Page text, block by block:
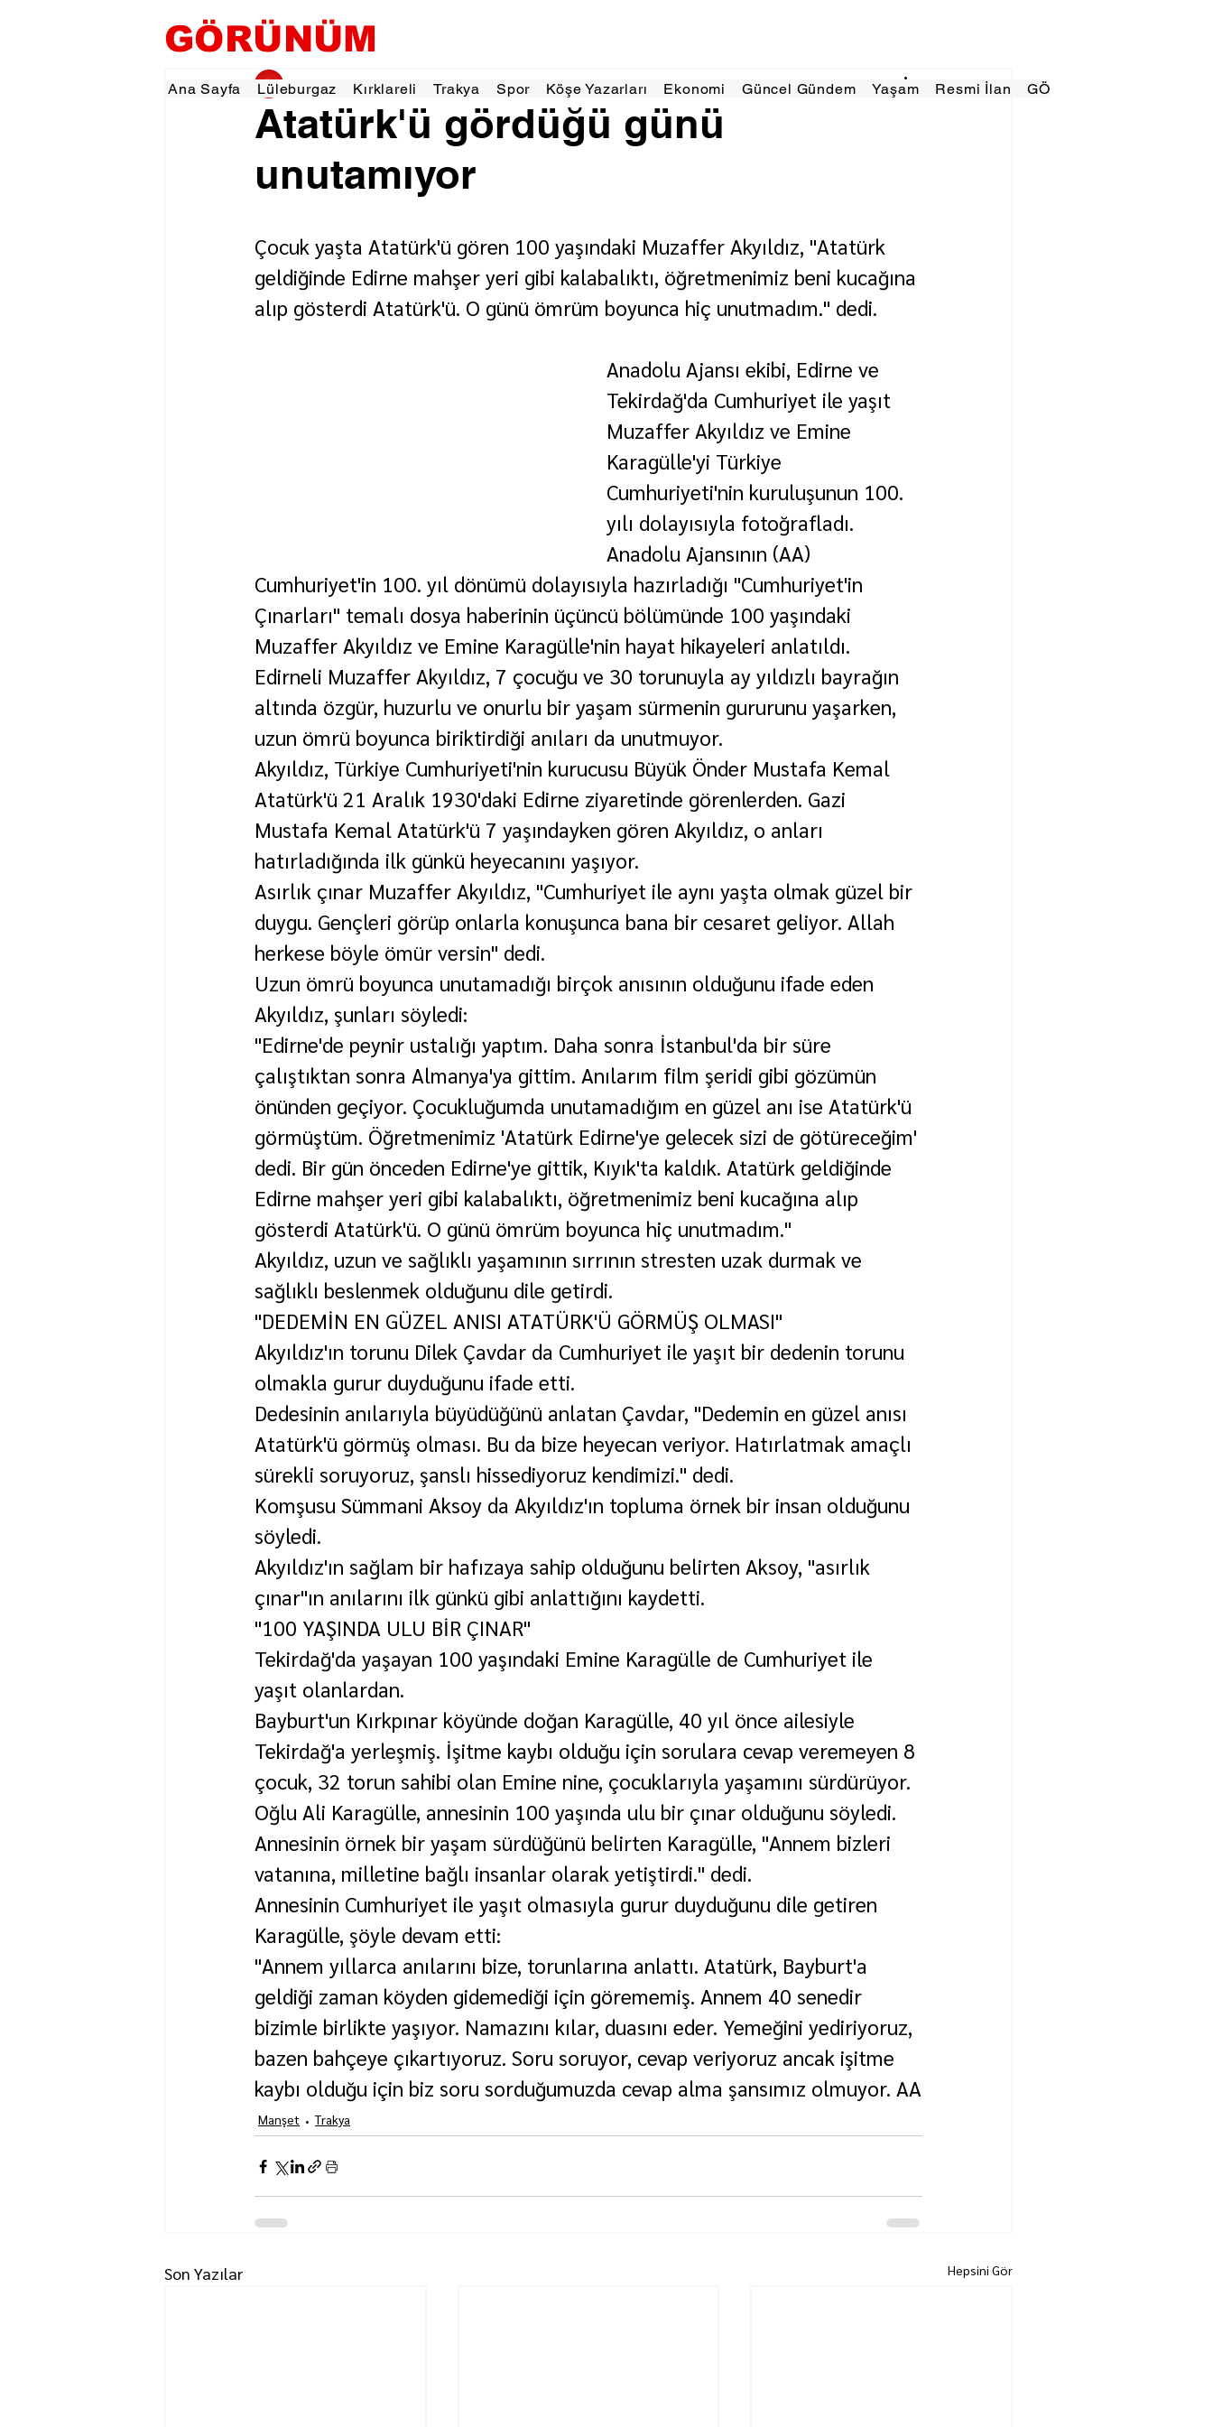
GÖRÜNÜM
Ana Sayfa Lüleburgaz Kırklareli Trakya Spor Köşe Yazarları Ekonomi Güncel Gündem Yaşam Resmi İlan GÖRÜNÜMTV
Atatürk'ü gördüğü günü
unutamıyor
gorunumhaber 24 Eki 20232 dakikada okunur
Çocuk yaşta Atatürk'ü gören 100 yaşındaki Muzaffer Akyıldız, "Atatürk
geldiğinde Edirne mahşer yeri gibi kalabalıktı, öğretmenimiz beni kucağına
alıp gösterdi Atatürk'ü. O günü ömrüm boyunca hiç unutmadım." dedi.
Anadolu Ajansı ekibi, Edirne ve
Tekirdağ'da Cumhuriyet ile yaşıt
Muzaffer Akyıldız ve Emine
Karagülle'yi Türkiye
Cumhuriyeti'nin kuruluşunun 100.
yılı dolayısıyla fotoğrafladı.
Anadolu Ajansının (AA)
Cumhuriyet'in 100. yıl dönümü dolayısıyla hazırladığı "Cumhuriyet'in
Çınarları" temalı dosya haberinin üçüncü bölümünde 100 yaşındaki
Muzaffer Akyıldız ve Emine Karagülle'nin hayat hikayeleri anlatıldı.
Edirneli Muzaffer Akyıldız, 7 çocuğu ve 30 torunuyla ay yıldızlı bayrağın
altında özgür, huzurlu ve onurlu bir yaşam sürmenin gururunu yaşarken,
uzun ömrü boyunca biriktirdiği anıları da unutmuyor.
Akyıldız, Türkiye Cumhuriyeti'nin kurucusu Büyük Önder Mustafa Kemal
Atatürk'ü 21 Aralık 1930'daki Edirne ziyaretinde görenlerden. Gazi
Mustafa Kemal Atatürk'ü 7 yaşındayken gören Akyıldız, o anları
hatırladığında ilk günkü heyecanını yaşıyor.
Asırlık çınar Muzaffer Akyıldız, "Cumhuriyet ile aynı yaşta olmak güzel bir
duygu. Gençleri görüp onlarla konuşunca bana bir cesaret geliyor. Allah
herkese böyle ömür versin" dedi.
Uzun ömrü boyunca unutamadığı birçok anısının olduğunu ifade eden
Akyıldız, şunları söyledi:
"Edirne'de peynir ustalığı yaptım. Daha sonra İstanbul'da bir süre
çalıştıktan sonra Almanya'ya gittim. Anılarım film şeridi gibi gözümün
önünden geçiyor. Çocukluğumda unutamadığım en güzel anı ise Atatürk'ü
görmüştüm. Öğretmenimiz 'Atatürk Edirne'ye gelecek sizi de götüreceğim'
dedi. Bir gün önceden Edirne'ye gittik, Kıyık'ta kaldık. Atatürk geldiğinde
Edirne mahşer yeri gibi kalabalıktı, öğretmenimiz beni kucağına alıp
gösterdi Atatürk'ü. O günü ömrüm boyunca hiç unutmadım."
Akyıldız, uzun ve sağlıklı yaşamının sırrının stresten uzak durmak ve
sağlıklı beslenmek olduğunu dile getirdi.
"DEDEMİN EN GÜZEL ANISI ATATÜRK'Ü GÖRMÜŞ OLMASI"
Akyıldız'ın torunu Dilek Çavdar da Cumhuriyet ile yaşıt bir dedenin torunu
olmakla gurur duyduğunu ifade etti.
Dedesinin anılarıyla büyüdüğünü anlatan Çavdar, "Dedemin en güzel anısı
Atatürk'ü görmüş olması. Bu da bize heyecan veriyor. Hatırlatmak amaçlı
sürekli soruyoruz, şanslı hissediyoruz kendimizi." dedi.
Komşusu Sümmani Aksoy da Akyıldız'ın topluma örnek bir insan olduğunu
söyledi.
Akyıldız'ın sağlam bir hafızaya sahip olduğunu belirten Aksoy, "asırlık
çınar"ın anılarını ilk günkü gibi anlattığını kaydetti.
"100 YAŞINDA ULU BİR ÇINAR"
Tekirdağ'da yaşayan 100 yaşındaki Emine Karagülle de Cumhuriyet ile
yaşıt olanlardan.
Bayburt'un Kırkpınar köyünde doğan Karagülle, 40 yıl önce ailesiyle
Tekirdağ'a yerleşmiş. İşitme kaybı olduğu için sorulara cevap veremeyen 8
çocuk, 32 torun sahibi olan Emine nine, çocuklarıyla yaşamını sürdürüyor.
Oğlu Ali Karagülle, annesinin 100 yaşında ulu bir çınar olduğunu söyledi.
Annesinin örnek bir yaşam sürdüğünü belirten Karagülle, "Annem bizleri
vatanına, milletine bağlı insanlar olarak yetiştirdi." dedi.
Annesinin Cumhuriyet ile yaşıt olmasıyla gurur duyduğunu dile getiren
Karagülle, şöyle devam etti:
"Annem yıllarca anılarını bize, torunlarına anlattı. Atatürk, Bayburt'a
geldiği zaman köyden gidemediği için görememiş. Annem 40 senedir
bizimle birlikte yaşıyor. Namazını kılar, duasını eder. Yemeğini yediriyoruz,
bazen bahçeye çıkartıyoruz. Soru soruyor, cevap veriyoruz ancak işitme
kaybı olduğu için biz soru sorduğumuzda cevap alma şansımız olmuyor. AA
Manşet Trakya
Son Yazılar Hepsini Gör